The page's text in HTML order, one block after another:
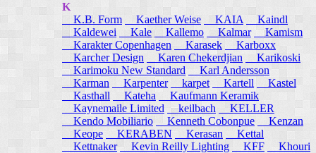
K
K.B. Form
Kaether Weise KAIA
Kaindl
Kaldewei
Kale Kallemo Kalmar
Kamism
Karakter Copenhagen
Karasek
Karboxx
Karcher Design
Karen Chekerdjian
Karikoski
Karimoku New Standard
Karl Andersson
Karman
Karpenter karpet Kartell
Kastel
Kasthall
Kateha
Kaufmann Keramik
Kaynemaile Limited keilbach
KELLER
Kendo Mobiliario
Kenneth Cobonpue
Kenzan
Keope
KERABEN Kerasan
Kettal
Kettnaker Kevin Reilly Lighting KFF
Khouri